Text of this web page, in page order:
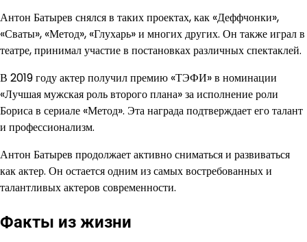
Антон Батырев снялся в таких проектах, как «Деффчонки»,
«Сваты», «Метод», «Глухарь» и многих других. Он также играл в
театре, принимал участие в постановках различных спектаклей.
В 2019 году актер получил премию «ТЭФИ» в номинации
«Лучшая мужская роль второго плана» за исполнение роли
Бориса в сериале «Метод». Эта награда подтверждает его талант
и профессионализм.
Антон Батырев продолжает активно сниматься и развиваться
как актер. Он остается одним из самых востребованных и
талантливых актеров современности.
Факты из жизни